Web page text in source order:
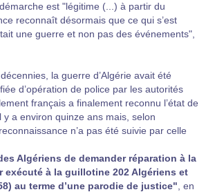
est "légitime (...) à partir du
reconnaît désormais que ce qui s’est
une guerre et non pas des événements",
la guerre d’Algérie avait été
d’opération de police par les autorités
français a finalement reconnu l’état de
y a environ quinze ans mais, selon
n’a pas été suivie par celle
Algériens de demander réparation à la
exécuté à la guillotine 202 Algériens et
au terme d’une parodie de justice" , en